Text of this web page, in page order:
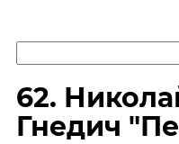
62.
Гнедич